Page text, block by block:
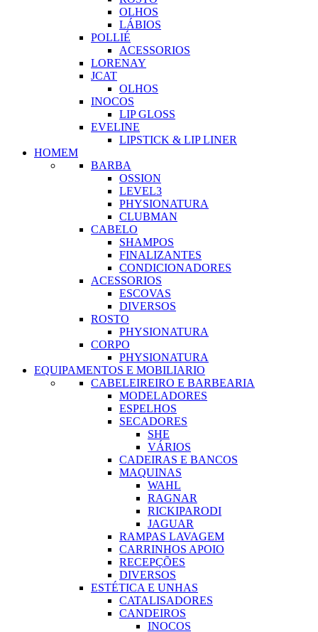
OLHOS
LÁBIOS
POLLIÉ
ACESSORIOS
LORENAY
JCAT
OLHOS
INOCOS
LIP GLOSS
EVELINE
LIPSTICK & LIP LINER
HOMEM
BARBA
OSSION
LEVEL3
PHYSIONATURA
CLUBMAN
CABELO
SHAMPOS
FINALIZANTES
CONDICIONADORES
ACESSORIOS
ESCOVAS
DIVERSOS
ROSTO
PHYSIONATURA
CORPO
PHYSIONATURA
EQUIPAMENTOS E MOBILIARIO
CABELEIREIRO E BARBEARIA
MODELADORES
ESPELHOS
SECADORES
SHE
VÁRIOS
CADEIRAS E BANCOS
MAQUINAS
WAHL
RAGNAR
RICKIPARODI
JAGUAR
RAMPAS LAVAGEM
CARRINHOS APOIO
RECEPÇÕES
DIVERSOS
ESTÉTICA E UNHAS
CATALISADORES
CANDEIROS
INOCOS